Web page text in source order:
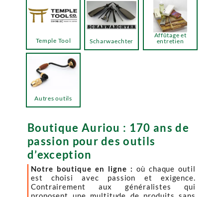
Boutique Auriou : 170 ans de
passion pour des outils
d’exception
Notre boutique en ligne : où chaque outil
est choisi avec passion et exigence.
Contrairement aux généralistes qui
Temple Tool
Autres outils
Scharwaechter
Affûtage et
entretien